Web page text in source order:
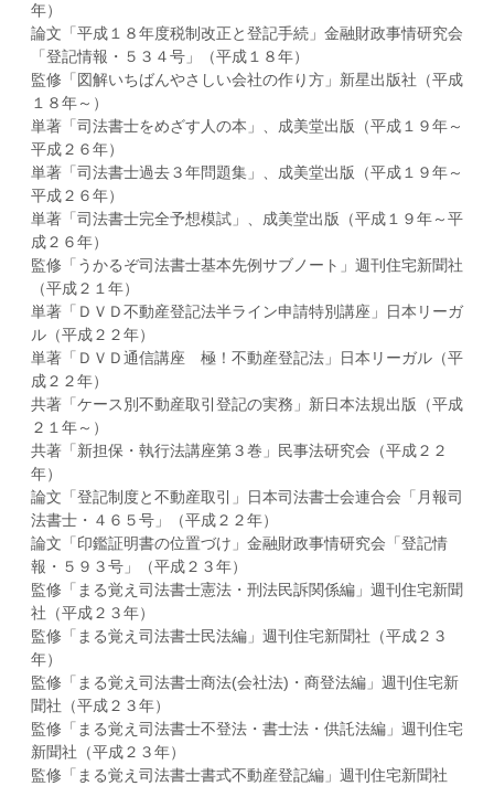
年）
論文「平成１８年度税制改正と登記手続」金融財政事情研究会
「登記情報・５３４号」（平成１８年）
監修「図解いちばんやさしい会社の作り方」新星出版社（平成
１８年～）
単著「司法書士をめざす人の本」、成美堂出版（平成１９年～
平成２６年）
単著「司法書士過去３年問題集」、成美堂出版（平成１９年～
平成２６年）
単著「司法書士完全予想模試」、成美堂出版（平成１９年～平
成２６年）
監修「うかるぞ司法書士基本先例サブノート」週刊住宅新聞社
（平成２１年）
単著「ＤＶＤ不動産登記法半ライン申請特別講座」日本リーガ
ル（平成２２年）
単著「ＤＶＤ通信講座 極！不動産登記法」日本リーガル（平
成２２年）
共著「ケース別不動産取引登記の実務」新日本法規出版（平成
２１年～）
共著「新担保・執行法講座第３巻」民事法研究会（平成２２
年）
論文「登記制度と不動産取引」日本司法書士会連合会「月報司
法書士・４６５号」（平成２２年）
論文「印鑑証明書の位置づけ」金融財政事情研究会「登記情
報・５９３号」（平成２３年）
監修「まる覚え司法書士憲法・刑法民訴関係編」週刊住宅新聞
社（平成２３年）
監修「まる覚え司法書士民法編」週刊住宅新聞社（平成２３
年）
監修「まる覚え司法書士商法(会社法)・商登法編」週刊住宅新
聞社（平成２３年）
監修「まる覚え司法書士不登法・書士法・供託法編」週刊住宅
新聞社（平成２３年）
監修「まる覚え司法書士書式不動産登記編」週刊住宅新聞社